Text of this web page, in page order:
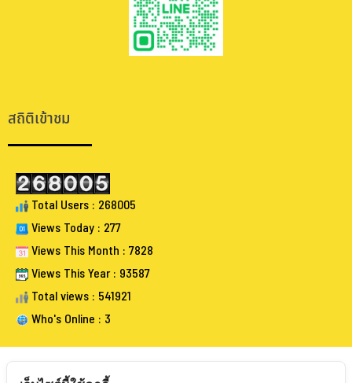
สถิติเข้าชม
Total Users : 268005
Views Today : 277
Views This Month : 7828
Views This Year : 93587
Total views : 541921
Who's Online : 3